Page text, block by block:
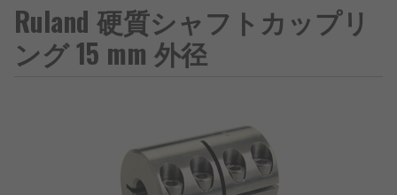
Ruland 硬質シャフトカップリ
ング 15 mm 外径